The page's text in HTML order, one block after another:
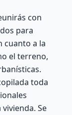
con
para
cuanto a la
el terreno,
toda
Se